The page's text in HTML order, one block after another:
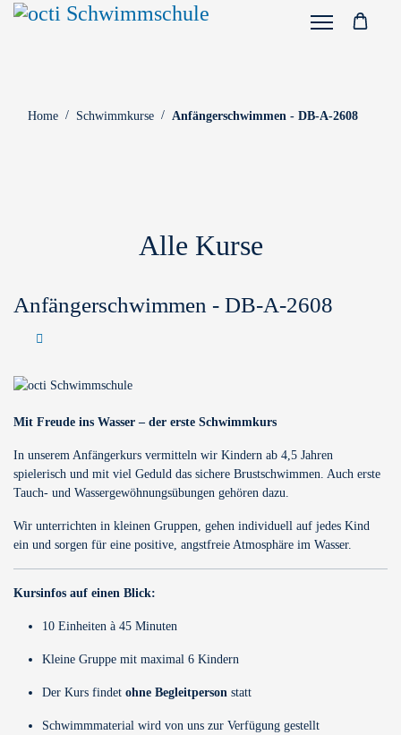
Home Schwimmkurse Anfängerschwimmen - DB-A-2608
Alle Kurse
Anfängerschwimmen - DB-A-2608
Mit Freude ins Wasser – der erste Schwimmkurs
In unserem Anfängerkurs vermitteln wir Kindern ab 4,5 Jahren
spielerisch und mit viel Geduld das sichere Brustschwimmen. Auch erste
Tauch- und Wassergewöhnungsübungen gehören dazu.
Wir unterrichten in kleinen Gruppen, gehen individuell auf jedes Kind
ein und sorgen für eine positive, angstfreie Atmosphäre im Wasser.
Kursinfos auf einen Blick:
10 Einheiten à 45 Minuten
Kleine Gruppe mit maximal 6 Kindern
Der Kurs findet ohne Begleitperson statt
Schwimmmaterial wird von uns zur Verfügung gestellt